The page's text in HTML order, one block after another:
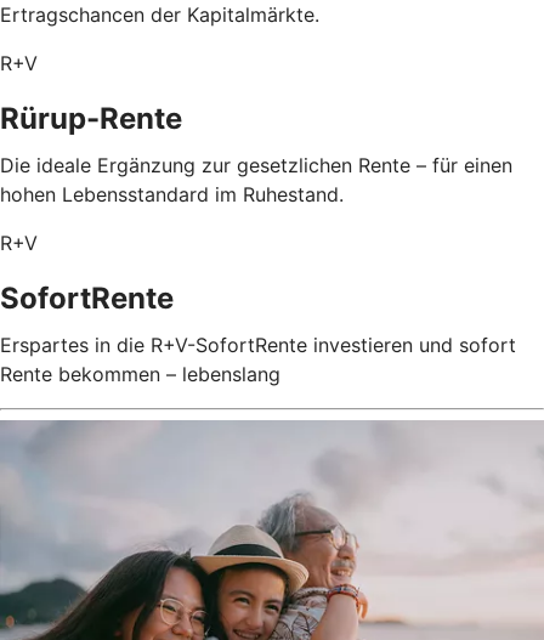
Ertragschancen der Kapitalmärkte.
R+V
Rürup-Rente
Die ideale Ergänzung zur gesetzlichen Rente – für einen
hohen Lebensstandard im Ruhestand.
R+V
SofortRente
Erspartes in die R+V-SofortRente investieren und sofort
Rente bekommen – lebenslang